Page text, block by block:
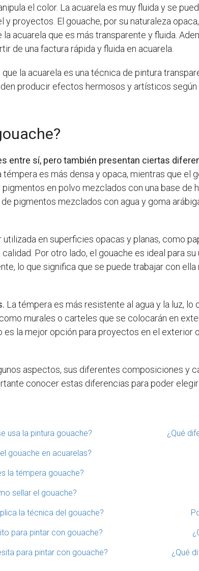
el color. La acuarela es muy fluida y se
El gouache, por su naturaleza
acuarela que es más transparente y fluida.
de una factura rápida y fluida en acuarela.
que la acuarela es una técnica de pintura
producir efectos hermosos y artísticos
entre sí, pero también presentan ciertas
es más densa y opaca, mientras que el
en polvo mezclados con una base de
pigmentos mezclados con agua y goma
en superficies opacas y planas, como
Por otro lado, el gouache es ideal para
lo que significa que se puede trabajar con
La témpera es más resistente al agua y la luz, lo
murales o carteles que se colocarán en
es la mejor opción para proyectos en el exterior
aspectos, sus diferentes composiciones y
conocer estas diferencias para poder
usa la pintura gouache? ¿Qué
gouache en acuarelas?
la témpera gouache?
sellar el gouache?
la técnica del gouache?
para pintar con gouache?
para pintar con gouache? ¿Qué